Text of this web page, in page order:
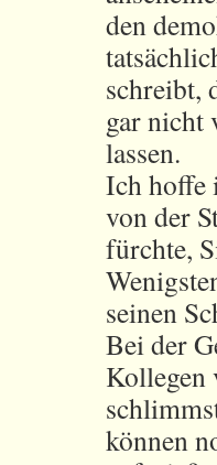
den
schreibt,
gar nicht
lassen.
Ich hoffe
von der
fürchte,
seinen
Bei der
Kollegen
können